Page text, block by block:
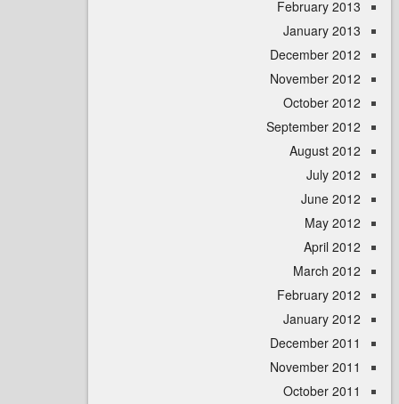
February
January
December
November
October
September
August
July
June
May
April
March
February
January
December
November
October